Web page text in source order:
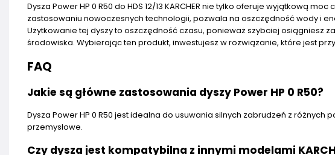
Dysza Power HP 0 R50 do HDS 12/13 KARCHER nie tylko oferuje wyjątkową
zastosowaniu nowoczesnych technologii, pozwala na oszczędność wody i
Użytkowanie tej dyszy to oszczędność czasu, ponieważ szybciej osiągniesz
środowiska. Wybierając ten produkt, inwestujesz w rozwiązanie, które jest
FAQ
Jakie są główne zastosowania dyszy Power HP 0 R50?
Dysza Power HP 0 R50 jest idealna do usuwania silnych zabrudzeń z różnych
przemysłowe.
Czy dysza jest kompatybilna z innymi modelami